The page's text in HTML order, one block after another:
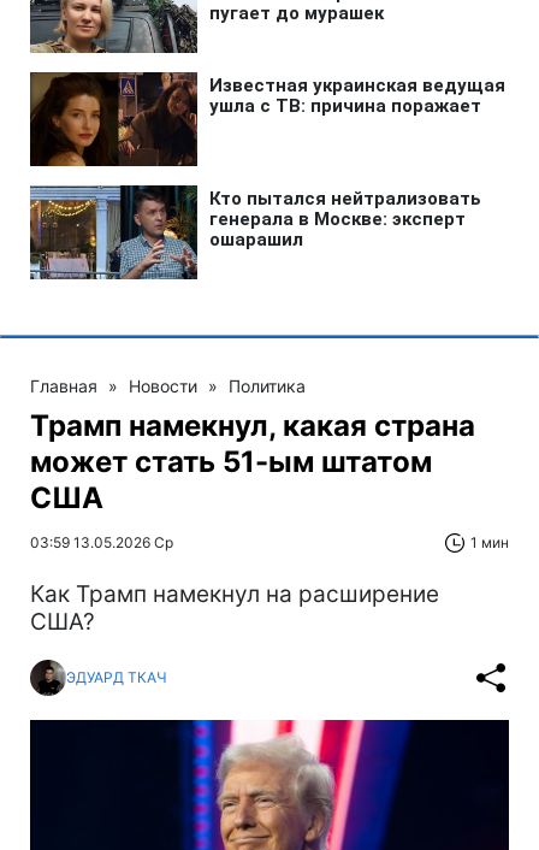
Главная » Новости » Политика
Трамп намекнул, какая страна
может стать 51-ым штатом
США
03:59 13.05.2026 Ср 1 мин
Как Трамп намекнул на расширение
США?
ЭДУАРД ТКАЧ